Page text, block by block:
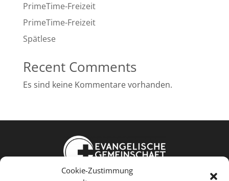
Cookie-Zustimmung
PrimeTime-Freizeit
PrimeTime-Freizeit
Spätlese
Recent Comments
Es sind keine Kommentare vorhanden.